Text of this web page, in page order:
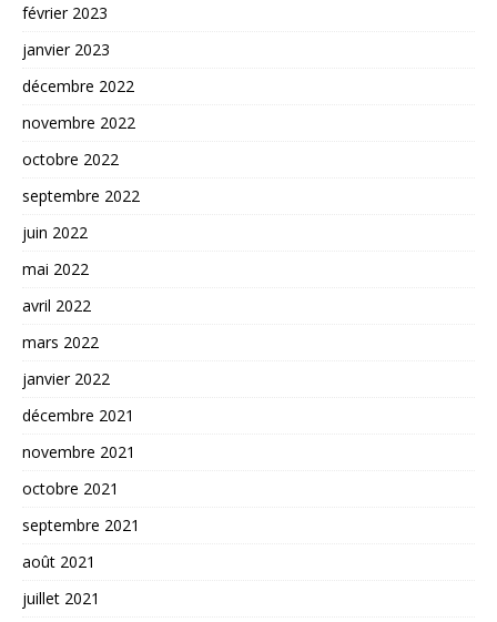
février 2023
janvier 2023
décembre 2022
novembre 2022
octobre 2022
septembre 2022
juin 2022
mai 2022
avril 2022
mars 2022
janvier 2022
décembre 2021
novembre 2021
octobre 2021
septembre 2021
août 2021
juillet 2021